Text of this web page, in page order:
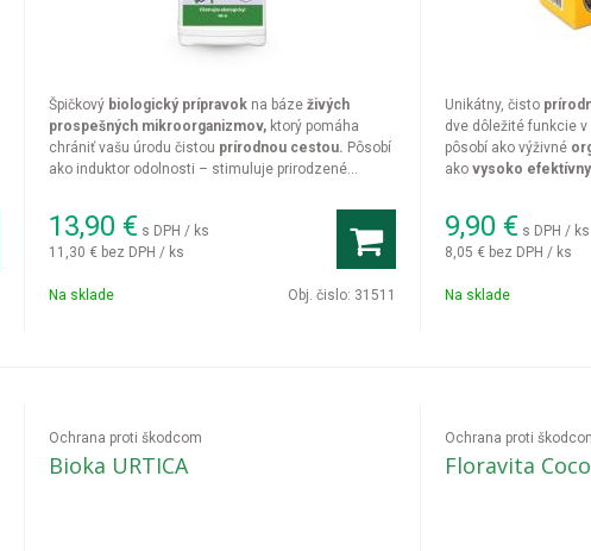
Špičkový biologický prípravok na bázeživých
prospešných mikroorganizmov, ktorý pomáha
chrániť vašu úrodu čistou prírodnou cestou. Pôsobí
ako induktor odolnosti – stimuluje prirodzené
eliminuje široké spektrum žravých i cicavých
škodcov,stabilizuje rastové prostredie a bleskovo
regeneruje pletivápoškodené požerom či cicaním
13,90 € s DPH / ks
11,30 € bez DPH / ks
Na sklade Obj. čislo: 31511
Unikátny, čisto
dve dôležité funkcie
pôsobí ako výživné
akovysoko
ošetrených miest
obyčajné(krtonôžky),
škodlivý pôdny hmyz.
9,90 € s DPH / ks
8,05 € bez DPH / ks
Na sklade
Ochrana proti škodcom
Bioka URTICA
Ochrana proti
Floravita